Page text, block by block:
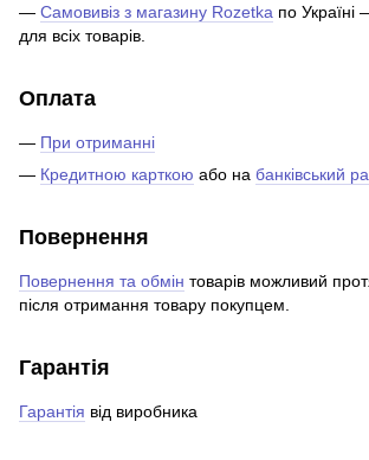
— Самовивіз з магазину Rozetka по Україні
для всіх товарів.
Оплата
— При отриманні
— Кредитною карткою або на банківський
Повернення
Повернення та обмін товарів можливий
після отримання товару покупцем.
Гарантія
Гарантія від виробника